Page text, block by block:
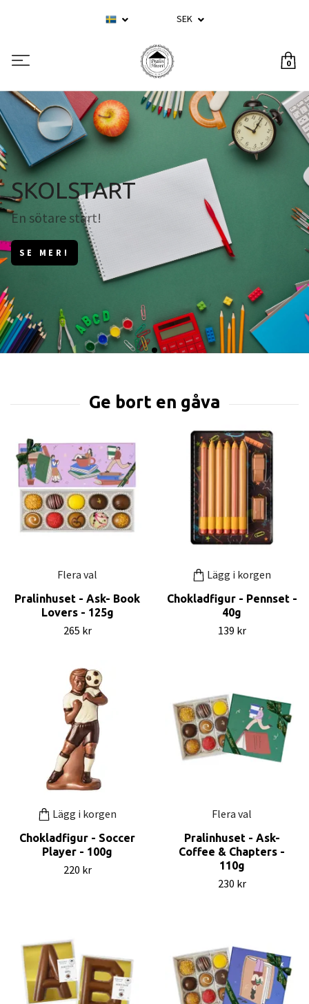
SEK
0
Flera val
Pralinhuset - Ask- Book
Lovers - 125g
265 kr
Lägg i korgen
Chokladfigur - Pennset -
40g
139 kr
Lägg i korgen
Chokladfigur - Soccer
Player - 100g
220 kr
Flera val
Pralinhuset - Ask-
Coffee & Chapters -
110g
230 kr